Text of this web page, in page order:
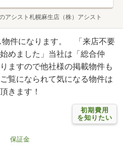
アシスト札幌麻生店（株）アシスト
物件になります。 「来店不要
めました」当社は「総合仲
ますので他社様の掲載物件も
覧になられて気になる物件は
きます！
初期費用
を知りたい
保証金